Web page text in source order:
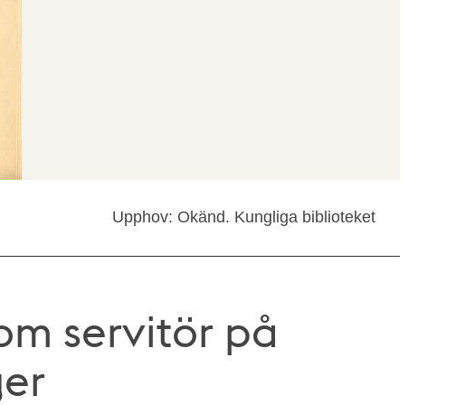
Upphov: Okänd. Kungliga biblioteket
servitör på